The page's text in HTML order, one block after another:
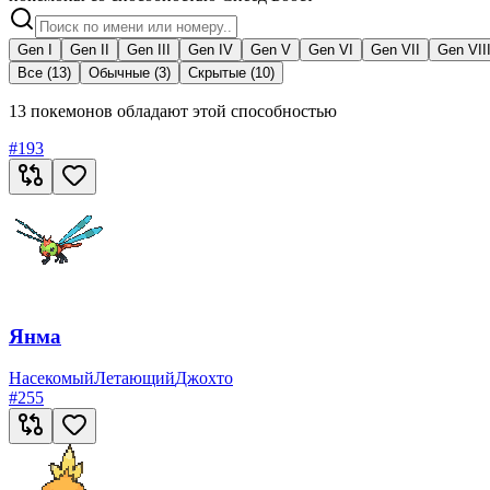
Gen I Gen II Gen III Gen IV Gen V Gen VI Gen VII Gen VIII
Все (13)
Обычные (3) Скрытые (10)
13 покемонов обладают этой способностью
#193
Янма
НасекомыйЛетающийДжохто
#255